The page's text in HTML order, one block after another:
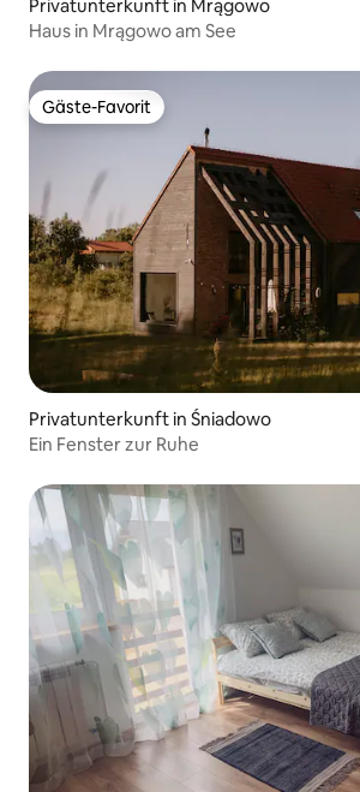
Privatunterkunft in Mrągowo
Haus in Mrągowo am See
Gäste-Favorit
Gäste-Favorit
Privatunterkunft in Śniadowo
Ein Fenster zur Ruhe